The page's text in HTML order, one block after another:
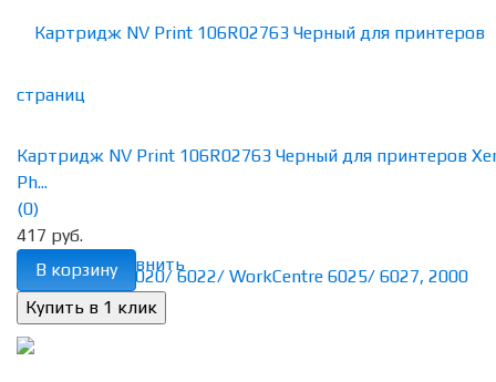
избранное сравнить
Картридж NV Print 106R02763 Черный для принтеров
Ph...
(0)
417 руб.
В корзину